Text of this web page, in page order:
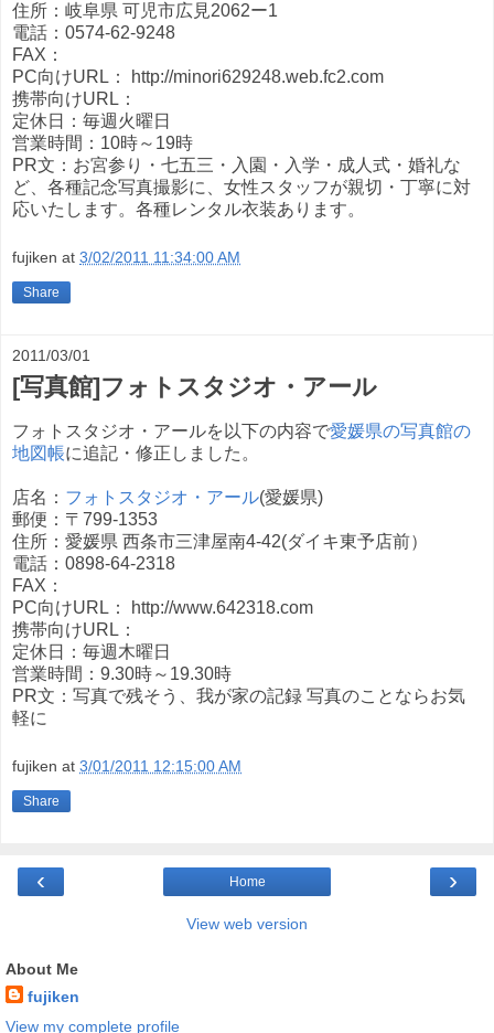
住所：岐阜県 可児市広見2062ー1
電話：0574-62-9248
FAX：
PC向けURL： http://minori629248.web.fc2.com
携帯向けURL：
定休日：毎週火曜日
営業時間：10時～19時
PR文：お宮参り・七五三・入園・入学・成人式・婚礼な
ど、各種記念写真撮影に、女性スタッフが親切・丁寧に対
応いたします。各種レンタル衣装あります。
fujiken at 3/02/2011 11:34:00 AM
Share
2011/03/01
[写真館]フォトスタジオ・アール
フォトスタジオ・アールを以下の内容で愛媛県の写真館の
地図帳に追記・修正しました。
店名： フォトスタジオ・アール(愛媛県)
郵便：〒799-1353
住所：愛媛県 西条市三津屋南4-42(ダイキ東予店前）
電話：0898-64-2318
FAX：
PC向けURL： http://www.642318.com
携帯向けURL：
定休日：毎週木曜日
営業時間：9.30時～19.30時
PR文：写真で残そう、我が家の記録 写真のことならお気
軽に
fujiken at 3/01/2011 12:15:00 AM
Share
‹ ›
Home
View web version
About Me
fujiken
View my complete profile